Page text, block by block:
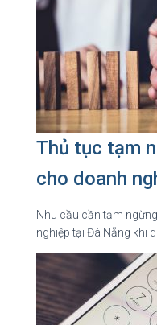
Thủ tục tạm
cho doanh
Nhu cầu cần tạm
nghiệp tại Đà Nẵng khi